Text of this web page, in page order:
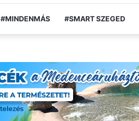
#MINDENMÁS #SMART SZEGED